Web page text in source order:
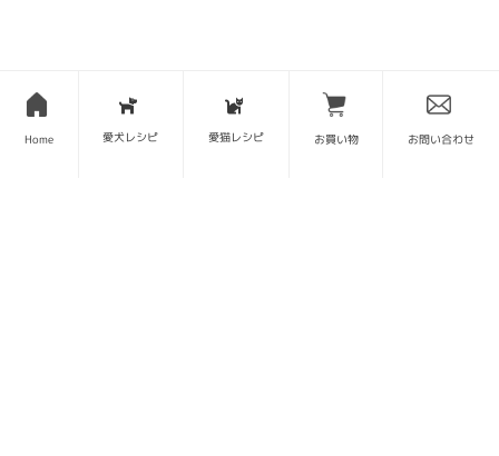
Home 愛犬レシピ 愛猫レシピ お買い物 お問い合わせ
SITE MAP